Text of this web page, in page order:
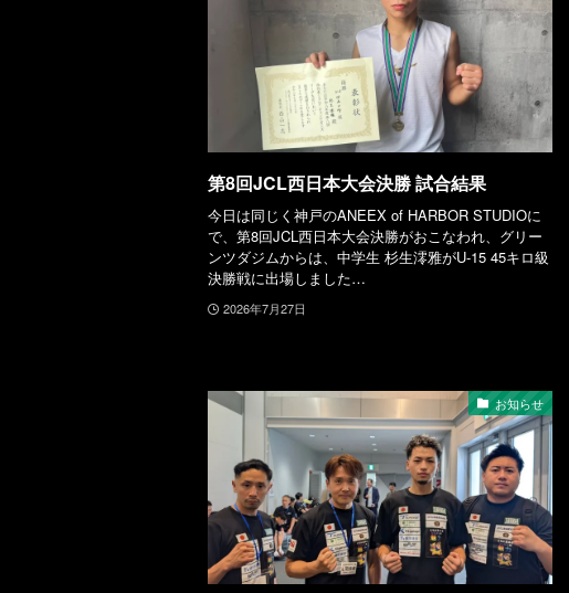
第8回JCL西日本大会決勝 試合結果
今日は同じく神戸のANEEX of HARBOR STUDIOに
で、第8回JCL西日本大会決勝がおこなわれ、グリー
ンツダジムからは、中学生 杉生澪雅がU-15 45キロ級
決勝戦に出場しました…
2026年7月27日
お知らせ